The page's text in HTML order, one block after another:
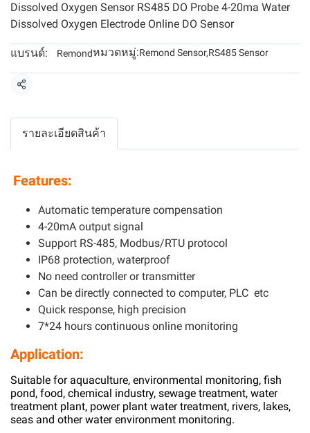
Dissolved Oxygen Sensor RS485 DO Probe 4-20ma Water
Dissolved Oxygen Electrode Online DO Sensor
แบรนด์: Remondหมวดหมู่:Remond Sensor,RS485 Sensor
แชร์
รายละเอียดสินค้า
Features:
Automatic temperature compensation
4-20mA output signal
Support RS-485, Modbus/RTU protocol
IP68 protection, waterproof
No need controller or transmitter
Can be directly connected to computer, PLC etc
Quick response, high precision
7*24 hours continuous online monitoring
Application:
Suitable for aquaculture, environmental monitoring, fish
pond, food, chemical industry, sewage treatment, water
treatment plant, power plant water treatment, rivers, lakes,
seas and other water environment monitoring.